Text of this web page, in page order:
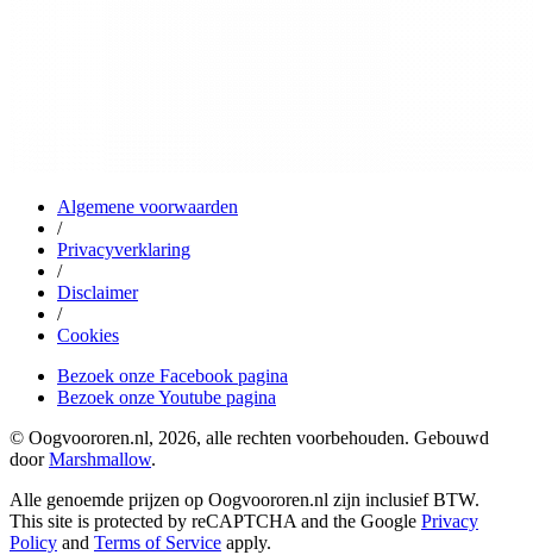
Algemene voorwaarden
/
Privacyverklaring
/
Disclaimer
/
Cookies
Bezoek onze Facebook pagina
Bezoek onze Youtube pagina
© Oogvoororen.nl, 2026, alle rechten voorbehouden. Gebouwd
doorMarshmallow.
Alle genoemde prijzen op Oogvoororen.nl zijn inclusief BTW.
This site is protected by reCAPTCHA and the Google Privacy
Policy and Terms of Service apply.